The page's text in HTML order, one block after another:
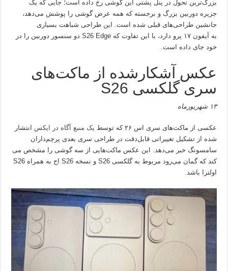
بزرگ‌ترین تحول در پنل پشتی این گوشی رخ داده است؛ جایی که یک
جزیره دوربین بزرگ و برجسته که همه عرض گوشی را پوشش می‌دهد،
جانشین طراحی‌های قبلی شده است. این طراحی شباهت بسیاری
به آیفون ۱۷ پرو دارد، با این تفاوت که S26 Edge دو سنسور دوربین را در
خود جای داده است.
عکس آشکار‌شده از ماکت‌های
سری گلکسی S26
۱۳ شهریورماه
عکسی از ماکت‌های سری اس ۲۶ که توسط یک منبع آگاه در ایکس انتشار
شده از تشکیل تغییراتی قابل‌دقت در طراحی سری بعدی پرچم‌داران
سامسونگ خبر می‌دهد. این عکس ماکت‌هایی از سه گوشی را مشخص می
کند که گمان می‌رود مربوط به گلکسی S26 و نسخه S26 اج به همراه S26
اولترا باشد.